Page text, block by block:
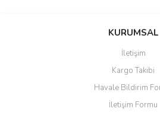
Bu ürüne ilk yorumu siz
Ürün resmi kalitesiz, bozuk veya
Ürün açıklamasında eksik bilgiler
Ürün bilgilerinde hatalar bulunuyor.
KURUMSAL
İletişim
Kargo Takibi
Havale Bildirim
İletişim Formu